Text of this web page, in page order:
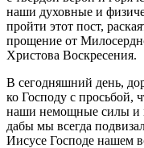
наши духовные и
пройти этот пост,
прощение от
Христова Воскресения.
В сегодняшний день,
ко Господу с
наши немощные силы и
дабы мы всегда
Иисусе Господе нашем